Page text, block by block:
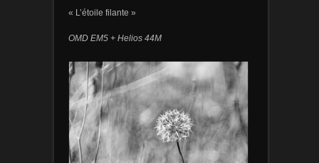
« L’étoile filante »
OMD EM5 + Helios 44M